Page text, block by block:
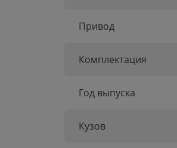
Привод
Комплектация
Год выпуска
Кузов